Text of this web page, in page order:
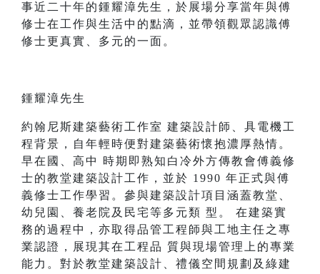
事近二十年的鍾耀漳先生，於展場分享當年與傅
修士在工作與生活中的點滴，並帶領觀眾認識傅
修士更真實、多元的一面。
鍾耀漳先生
約翰尼斯建築藝術工作室 建築設計師、具電機工
程背景，自年輕時便對建築藝術懷抱濃厚熱情。
早在國、高中 時期即熟知白冷外方傳教會傅義修
士的教堂建築設計工作，並於 1990 年正式與傅
義修士工作學習。參與建築設計項目涵蓋教堂、
幼兒園、養老院及民宅等多元類 型。 在建築實
務的過程中，亦取得品管工程師與工地主任之專
業認證，展現其在工程品 質與現場管理上的專業
能力。對於教堂建築設計、禮儀空間規劃及綠建